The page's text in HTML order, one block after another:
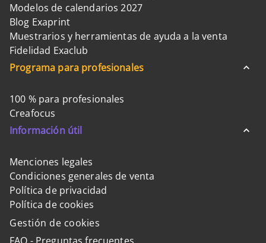
Modelos de calendarios 2027
Blog Exaprint
Muestrarios y herramientas de ayuda a la venta
Fidelidad Exaclub
Programa para profesionales
100 % para profesionales
Creafocus
Información útil
Menciones legales
Condiciones generales de venta
Política de privacidad
Política de cookies
Gestión de cookies